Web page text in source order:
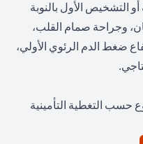
التشخيص الأول بالنوبة
وجراحة صمام القلب،
ضغط الدم الرئوي الأولي،
التغطية التأمينية